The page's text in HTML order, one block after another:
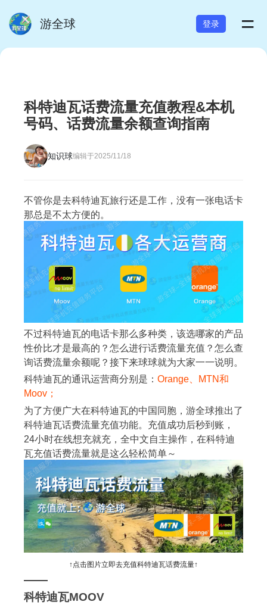
游全球 登录 =
科特迪瓦话费流量充值教程&本机
号码、话费流量余额查询指南
知识球编辑于2025/11/18
不管你是去科特迪瓦旅行还是工作，没有一张电话卡
那总是不太方便的。
不过科特迪瓦的电话卡那么多种类，该选哪家的产品
性价比才是最高的？怎么进行话费流量充值？怎么查
询话费流量余额呢？接下来球球就为大家一一说明。
科特迪瓦的通讯运营商分别是： Orange、MTN和
Moov；
为了方便广大在科特迪瓦的中国同胞，游全球推出了
科特迪瓦话费流量充值功能。充值成功后秒到账，
24小时在线想充就充，全中文自主操作，在科特迪
瓦充值话费流量就是这么轻松简单～
↑点击图片立即去充值科特迪瓦话费流量↑
——
科特迪瓦MOOV